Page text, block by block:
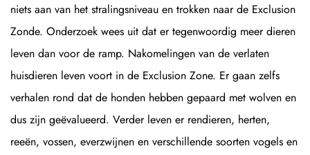
niets aan van het stralingsniveau en trokken naar de Exclusion
Zonde. Onderzoek wees uit dat er tegenwoordig meer dieren
leven dan voor de ramp. Nakomelingen van de verlaten
huisdieren leven voort in de Exclusion Zone. Er gaan zelfs
verhalen rond dat de honden hebben gepaard met wolven en
dus zijn geëvalueerd. Verder leven er rendieren, herten,
reeën, vossen, everzwijnen en verschillende soorten vogels en